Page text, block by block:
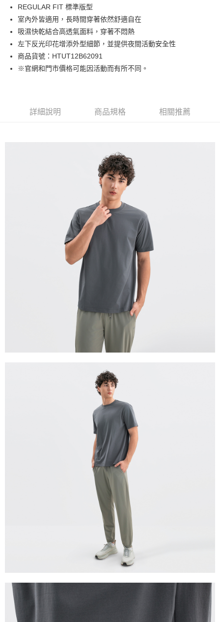
街口支付
悠遊付
Google Pay
貨到付款
每筆NT$130，滿NT$1,000(含以上)免運費
REGULAR FIT 標準版型
室內外皆適用，長時間穿著依然舒適自在
吸濕快乾結合高透氣面料，穿著不悶熱
左下反光印花增添外型細節，並提供夜間活動安全性
商品貨號：HTUT12B62091
※官網和門市價格可能因活動而有所不同。
詳細說明 商品規格 相關推薦